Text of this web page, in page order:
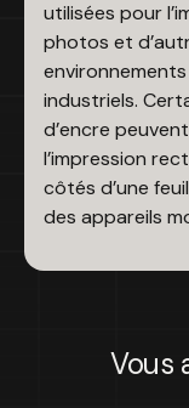
utilisées pour
photos et
industriels.
d’encre
l’impression
côtés d’une
des appareils
Vous